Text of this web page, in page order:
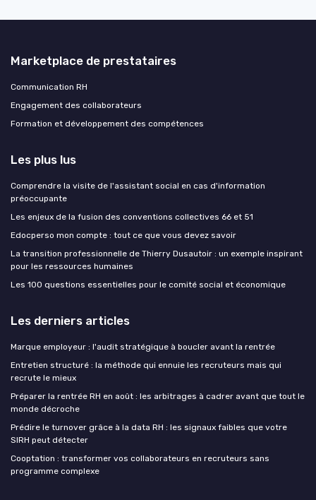
Marketplace de prestataires
Communication RH
Engagement des collaborateurs
Formation et développement des compétences
Les plus lus
Comprendre la visite de l'assistant social en cas d'information
préoccupante
Les enjeux de la fusion des conventions collectives 66 et 51
Edocperso mon compte : tout ce que vous devez savoir
La transition professionnelle de Thierry Dusautoir : un exemple inspirant
pour les ressources humaines
Les 100 questions essentielles pour le comité social et économique
Les derniers articles
Marque employeur : l'audit stratégique à boucler avant la rentrée
Entretien structuré : la méthode qui ennuie les recruteurs mais qui
recrute le mieux
Préparer la rentrée RH en août : les arbitrages à cadrer avant que tout le
monde décroche
Prédire le turnover grâce à la data RH : les signaux faibles que votre
SIRH peut détecter
Cooptation : transformer vos collaborateurs en recruteurs sans
programme complexe